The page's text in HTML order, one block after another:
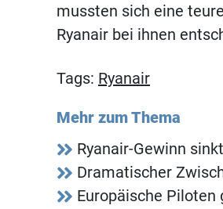
mussten sich eine
Ryanair bei ihnen
Tags: Ryanair
Mehr zum Thema
Ryanair-Gewinn
Dramatischer
Europäische